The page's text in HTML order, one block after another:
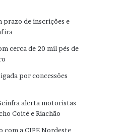
prazo de inscrições e
cerca de 20 mil pés de
por concessões
alerta motoristas
Coité e Riachão
com a CIPE Nordeste